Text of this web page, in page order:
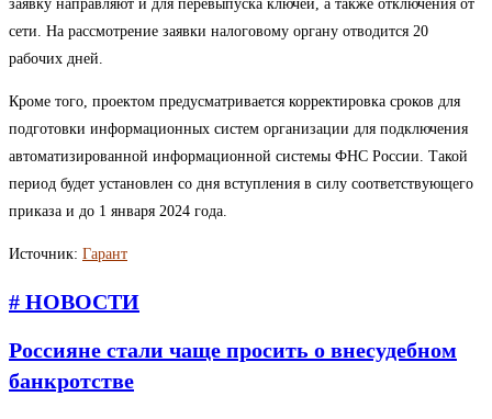
заявку направляют и для перевыпуска ключей, а также отключения от
сети. На рассмотрение заявки налоговому органу отводится 20
рабочих дней.
Кроме того, проектом предусматривается корректировка сроков для
подготовки информационных систем организации для подключения
автоматизированной информационной системы ФНС России. Такой
период будет установлен со дня вступления в силу соответствующего
приказа и до 1 января 2024 года.
Источник: Гарант
# НОВОСТИ
Россияне стали чаще просить о внесудебном
банкротстве